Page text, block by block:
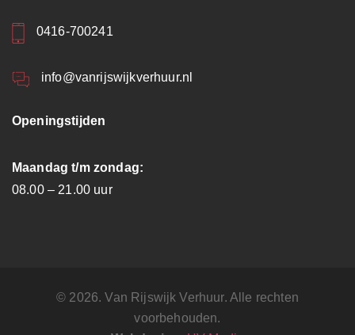
0416-700241
info@vanrijswijkverhuur.nl
Openingstijden
Maandag t/m zondag:
08.00 – 21.00 uur
© 2026. Van Rijswijk Verhuur. Alle rechten
voorbehouden.